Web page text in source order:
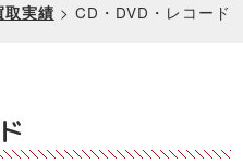
取実績 > CD・DVD・レコード